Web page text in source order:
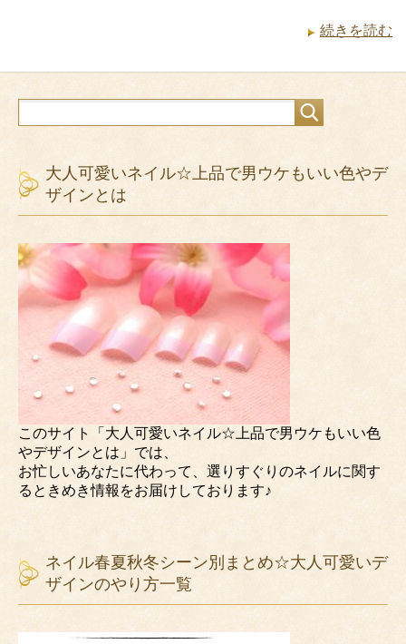
続きを読む
大人可愛いネイル☆上品で男ウケもいい色やデ
ザインとは
このサイト「大人可愛いネイル☆上品で男ウケもいい色
やデザインとは」では、
お忙しいあなたに代わって、選りすぐりのネイルに関す
るときめき情報をお届けしております♪
ネイル春夏秋冬シーン別まとめ☆大人可愛いデ
ザインのやり方一覧